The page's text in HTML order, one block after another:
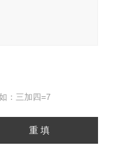
：三加四=7